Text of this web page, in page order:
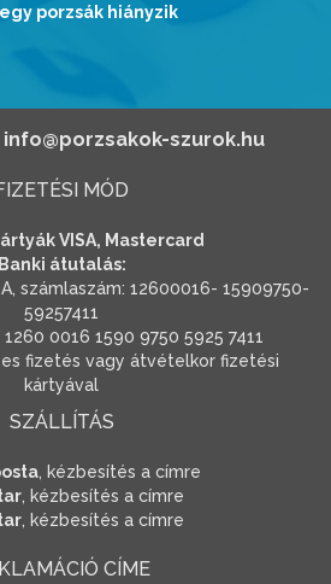
porzsák hiányzik
info@porzsakok-szurok.hu
MÓD
VISA, Mastercard
Banki átutalás:
számlaszám: 12600016- 15909750-
59257411
1260 0016 1590 9750 5925 7411
fizetés vagy átvételkor fizetési
kártyával
SZÁLLÍTÁS
, kézbesítés a címre
, kézbesítés a címre
, kézbesítés a címre
CÍME